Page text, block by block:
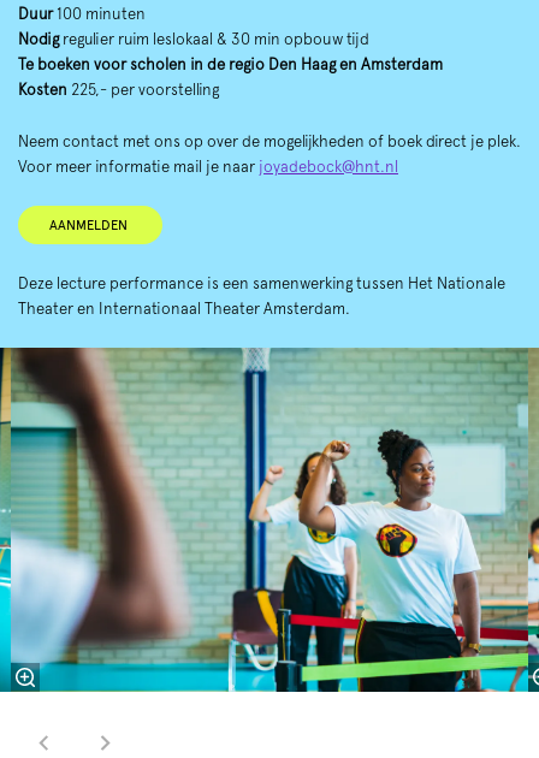
Duur 100 minuten
Nodigregulier ruim leslokaal & 30 min opbouw tijd
Te boeken voor scholen in de regio Den Haag en Amsterdam
Kosten 225,- per voorstelling
Neem contact met ons op over de mogelijkheden of boek direct je plek.
Voor meer informatie mail je naar joyadebock@hnt.nl
AANMELDEN
Deze lecture performance is een samenwerking tussen Het Nationale
Theater en Internationaal Theater Amsterdam.
Overslaan